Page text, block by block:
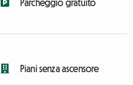
Parcheggio gratuito
Piani senza ascensore